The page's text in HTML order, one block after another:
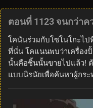
ตอนที่ 1123 จนกว่าค
โคนันร่วมกับโซโนโกะไ
ที่นั่น โคแนนพบว่าเครื่อง
นั้นคือชิ้นนั้นขายไปแล้ว!
แบบนิรนัยเพื่อค้นหาผู้กระ